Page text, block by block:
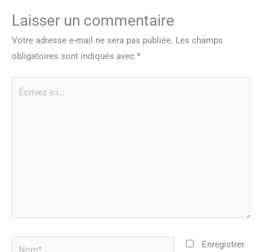
Laisser un commentaire
Votre adresse e-mail ne sera pas publiée. Les champs
obligatoires sont indiqués avec *
Nom*
Enregistrer